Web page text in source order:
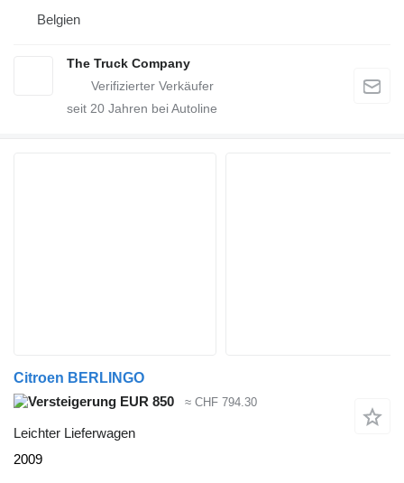
Belgien
The Truck Company
seit 20 Jahren bei Autoline
Citroen BERLINGO
EUR 850
≈ CHF 794.30
Leichter Lieferwagen
2009